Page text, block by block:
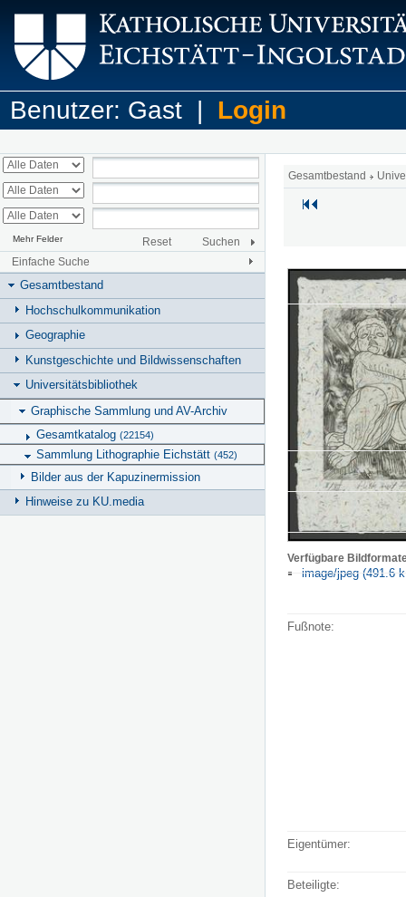
Benutzer: Gast | Login
Mehr Felder Reset
Suchen
Einfache Suche
Gesamtbestand
Hochschulkommunikation
Geographie
Kunstgeschichte und Bildwissenschaften
Universitätsbibliothek
Graphische Sammlung und AV-Archiv
Gesamtkatalog (22154)
Sammlung Lithographie Eichstätt (452)
Bilder aus der Kapuzinermission
Hinweise zu KU.media
Gesamtbestand
Verfügbare
image/jpeg (491.6
Fußnote:
Eigentümer:
Beteiligte: